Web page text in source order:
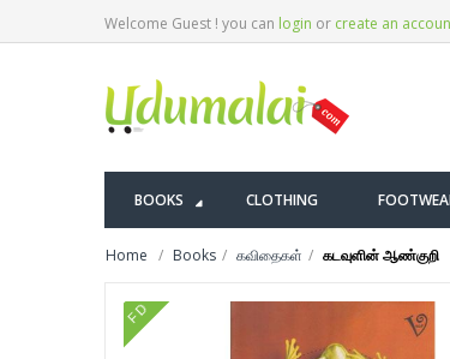
Welcome Guest ! you can login or create an
BOOKS CLOTHING
Home Books கவிதைகள் கடவுளின் ஆண்குறி
FD